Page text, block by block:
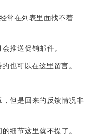
常在列表里面找不着
推送促销邮件。
也可以在这里留言。
但是回来的反馈情况非
细节这里就不提了。